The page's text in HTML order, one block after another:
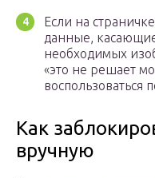
Если на
данные,
необходимых
«это не решает
воспользоваться
Как
вручную